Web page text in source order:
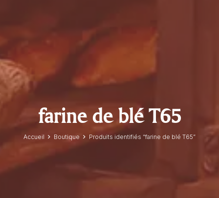
farine de blé T65
Accueil Boutique Produits identifiés “farine de blé T65”